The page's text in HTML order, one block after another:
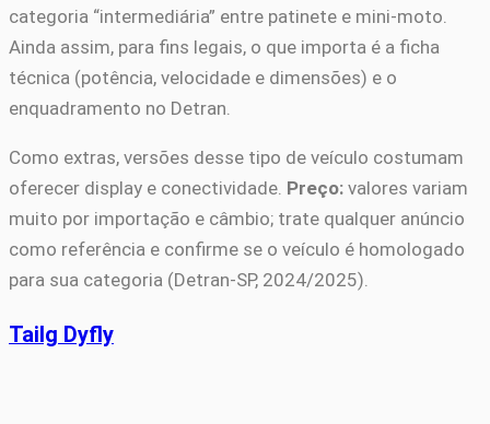
categoria “intermediária” entre patinete e mini-moto.
Ainda assim, para fins legais, o que importa é a ficha
técnica (potência, velocidade e dimensões) e o
enquadramento no Detran.
Como extras, versões desse tipo de veículo costumam
oferecer display e conectividade. Preço: valores variam
muito por importação e câmbio; trate qualquer anúncio
como referência e confirme se o veículo é homologado
para sua categoria (Detran-SP, 2024/2025).
Tailg Dyfly